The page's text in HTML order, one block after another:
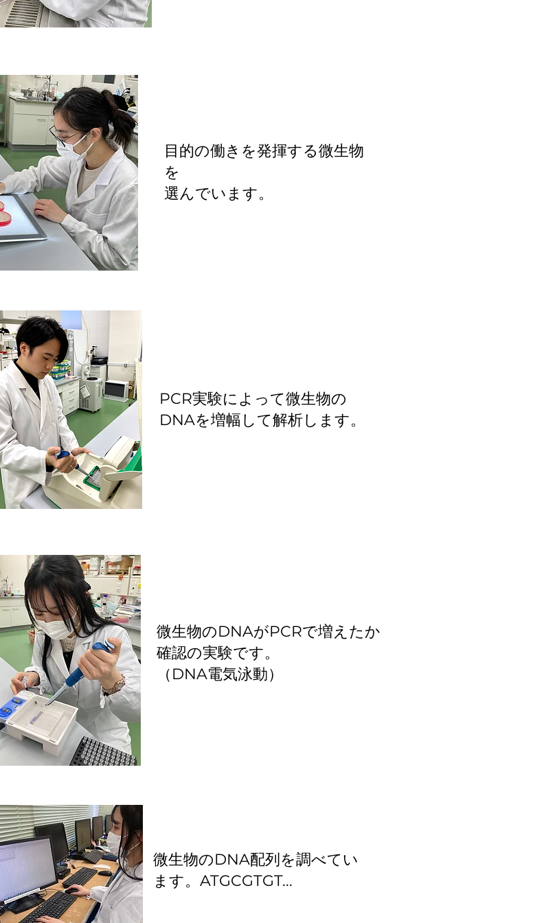
目的の働きを発揮する微生物
を
​選んでいます。
PCR実験によって微生物の
DNAを増幅して解析します。
微生物のDNAがPCRで増えたか
確認の実験です。
（DNA電気泳動）
微生物のDNA配列を調べてい
ます。ATGCGTGT...